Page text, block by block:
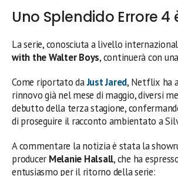
Uno Splendido Errore 4
La serie, conosciuta a livello
with the Walter Boys, continuerà con una
Come riportato daJust Jared, Netflix ha
rinnovo già nel mese di maggio, diversi
debutto della terza stagione,
di proseguire il racconto ambientato a
A commentare la notizia è stata la
producer Melanie Halsall, che ha
entusiasmo per il ritorno della serie: